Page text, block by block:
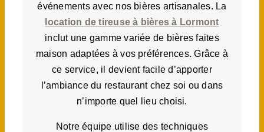
événements avec nos bières artisanales. La
location de tireuse à bières à Lormont
inclut une gamme variée de bières faites
maison adaptées à vos préférences. Grâce à
ce service, il devient facile d’apporter
l’ambiance du restaurant chez soi ou dans
n’importe quel lieu choisi.
Notre équipe utilise des techniques